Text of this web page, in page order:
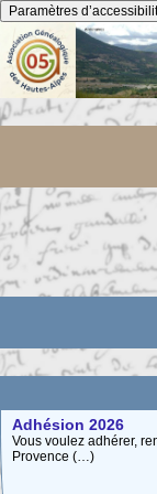
Panneau de gestion des
Paramètres
Adhésion 2026
Vous voulez adhérer,
Provence (…)